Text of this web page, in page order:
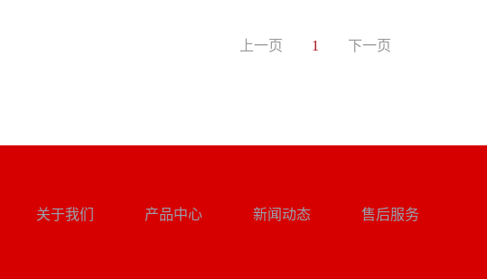
上一页 1 下一页
关于我们 产品中心 新闻动态 售后服务